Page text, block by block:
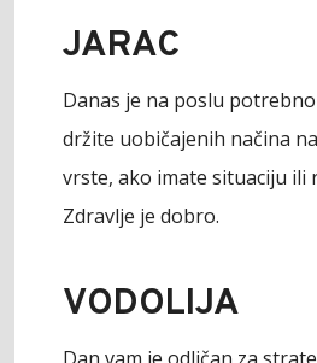
JARAC
Danas je na poslu
držite uobičajenih načina
vrste, ako imate situaciju ili
Zdravlje je dobro.
VODOLIJA
Dan vam je odličan za